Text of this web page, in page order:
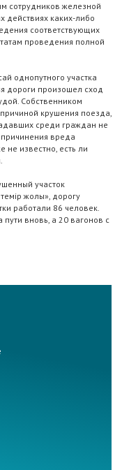
сотрудников железной
действиях каких-либо
соответствующих
проведения полной
однопутного участка
дороги произошел сход
Собственником
крушения поезда,
среди граждан не
вреда
не известно, есть ли
участок
жолы», дорогу
работали 86 человек.
вновь, а 20 вагонов с